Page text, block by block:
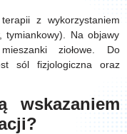
z wykorzystaniem
tymiankowy). Na objawy
ziołowe. Do
sól fizjologiczna oraz
wskazaniem